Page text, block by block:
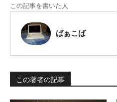
この記事を書いた人
ばぁこば
この著者の記事